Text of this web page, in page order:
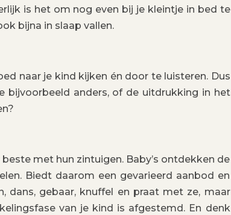
is het om nog even bij je kleintje in bed te
bijna in slaap vallen.
naar je kind kijken én door te luisteren. Dus
bijvoorbeeld anders, of de uitdrukking in het
met hun zintuigen. Baby’s ontdekken de
Biedt daarom een gevarieerd aanbod en
dans, gebaar, knuffel en praat met ze, maar
van je kind is afgestemd. En denk